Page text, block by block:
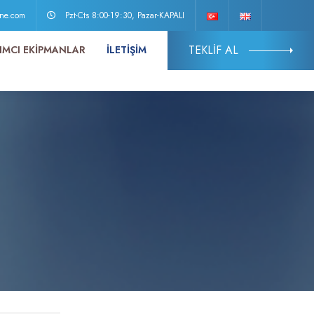
Pzt-Cts 8:00-19:30, Pazar-KAPALI
EKİPMANLAR İLETİŞİM TEKLİF AL